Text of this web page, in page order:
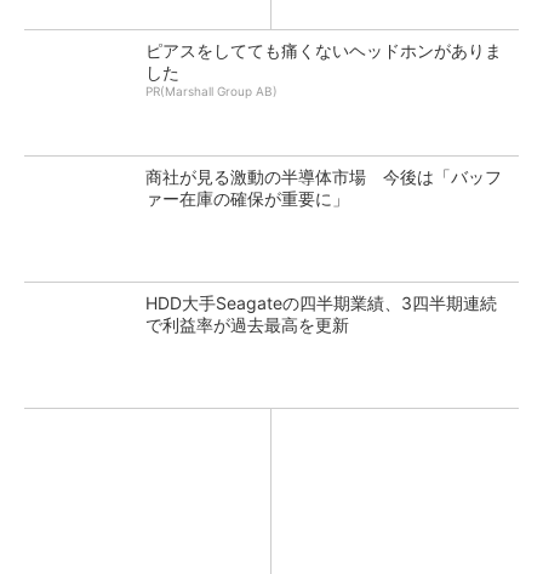
ピアスをしてても痛くないヘッドホンがありま
した
PR(Marshall Group AB)
商社が見る激動の半導体市場 今後は「バッフ
ァー在庫の確保が重要に」
HDD大手Seagateの四半期業績、3四半期連続
で利益率が過去最高を更新